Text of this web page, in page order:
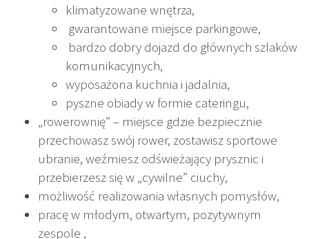
klimatyzowane wnętrza,
gwarantowane miejsce parkingowe,
bardzo dobry dojazd do głównych szlaków
komunikacyjnych,
wyposażona kuchnia i jadalnia,
pyszne obiady w formie cateringu,
„rowerownię” – miejsce gdzie bezpiecznie
przechowasz swój rower, zostawisz sportowe
ubranie, weźmiesz odświeżający prysznic i
przebierzesz się w „cywilne” ciuchy,
możliwość realizowania własnych pomysłów,
pracę w młodym, otwartym, pozytywnym
zespole ,